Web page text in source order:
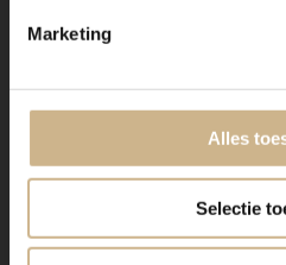
Marketing
Alles
Selectie
Uniek oud
uitstraling. De charme zit in
product karakter en